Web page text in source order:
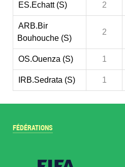
ES.Echatt (S) 2
ARB.Bir
Bouhouche (S)
2
OS.Ouenza (S) 1
IRB.Sedrata (S) 1
FÉDÉRATIONS